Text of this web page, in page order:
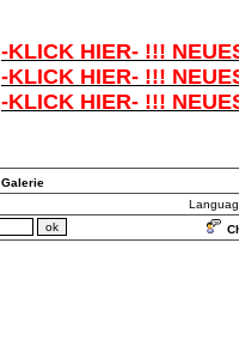
-KLICK HIER- !!!
-KLICK HIER- !!!
-KLICK HIER- !!!
Galerie